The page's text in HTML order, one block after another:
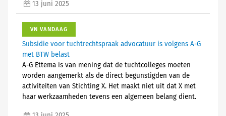
13 juni 2025
VN VANDAAG
Subsidie voor tuchtrechtspraak advocatuur is volgens A-G
met BTW belast
A-G Ettema is van mening dat de tuchtcolleges moeten
worden aangemerkt als de direct begunstigden van de
activiteiten van Stichting X. Het maakt niet uit dat X met
haar werkzaamheden tevens een algemeen belang dient.